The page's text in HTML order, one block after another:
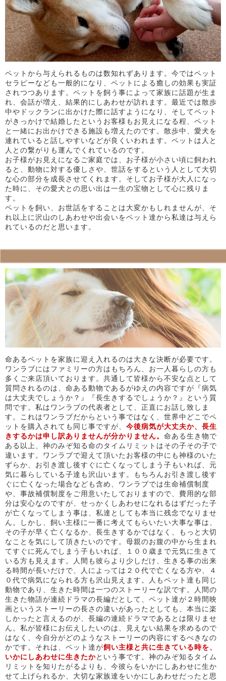
ペットから与えられるものは数知れずあります。今ではペット
セラピーなども一般的になり、ペットによる癒しの効果も実証
されつつあります。ペットを飼う事によって家族に話題が生ま
れ、会話が増え、結果的にしあわせが訪れます。最近では散歩
中やドックランに出かけた際に話すようになり、そしてペット
がきっかけで結婚したというお客様もお見えになる程、ペット
と一緒にお出かけできる施設も増えたのです。散歩中、愛犬を
連れていると話しやすいなどが良くいわれます。ペットは人と
人との繋がりも運んでくれているのです。
お子様がお見えになるご家庭では、お子様が小さい頃に飼われ
ると、動物に対する優しさや、世話をするという人として大切
な心の部分を成長させてくれます。そしてお子様が大人になっ
た時に、その愛犬との思い出は一生の宝物として心に残りま
す。
ペットを飼い、お世話をすることは大変かもしれませんが、そ
れ以上に沢山のしあわせや出会いをペット達から私達は与えら
れているのだと思います。
命あるペットを家族に迎え入れるのは大きな決断が必要です。
ワンラブにはファミリーの方はもちろん、お一人暮らしの方も
多くご来店頂いております。共通して皆様から不安な点として
質問されるのは、命ある動物であるがゆえの内容ですが『病気
は大丈夫でしょうか？』『長生きするでしょうか？』という質
問です。私はワンラブの代表者として、正直にお話し致しま
す。これはワンラブだからという事ではなく、世界中どこでペ
ットを購入されても同じ事ですが、 今後病気が大丈夫か、長生
きするかは申し訳ありませんが分かりません。 命ある生き物で
ある以上、神のみぞ知る命のタイムリミットはその子その子で
違います。ワンラブで迎えて頂いたお客様の中にも神様のいた
ずらか、お引き渡し後すぐに亡くなってしまう子もいれば、元
気に暮らしている子達も沢山います。もちろんお引き渡し後す
ぐに亡くなった場合なども含め、ワンラブでは生命補償制度
や、事故補償制度をご用意いたしておりますので、費用的な部
分は安心なのですが、せっかくしあわせになれるはずだった子
が亡くなってしまう事は、私達としても本当に残念でなりませ
ん。しかし、飼い主様に一番に考えてもらいたい大事な事は、
その子が早く亡くなるか、長生きするかではなく、もっと大切
なことを気にして頂きたいのです。母親のお腹の中から生まれ
てすぐに死んでしまう子もいれば、１００歳まで元気に生きて
いる方も見えます。人間も彼らより少しだけ、生きる事の出来
る時間が長いだけで、人によっては２０代で亡くなる方や、４
０代で病気になられる方も沢山見えます。人もペット達も同じ
動物であり、生きた時間は一つのストーリーな訳です。人間の
生きた物語が連続ドラマの長編だとして、ペット達が２時間映
画というストーリーの長さの違いがあったとしても、本当に楽
しかったと言えるのが、長編の連続ドラマであるとは限りませ
ん。私が皆様にお伝えしたいのは、見えない結果を求めるので
はなく、今自分がどのようなストーリーの内容にするべきなの
かです。それは、ペット達が飼い主様と共に生きている時を、
いかにしあわせに生きたかという事です。神のみぞ知るタイム
リミットを知りたがるよりも、今彼らをいかにしあわせに生か
せて上げられるか、大切な家族達をいかにしあわせだったと思